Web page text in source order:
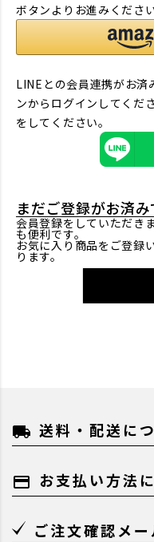
ボタンよりお進みください
LINEとの会員連携がお済
ンからログインしてくだ
をしてください。
まだご登録がお済
会員登録をしていただき
も便利です。
お気に入り商品をご登録
ります。
local_shipping 送料・配送に
payment お支払い方法
ご注文確認メー